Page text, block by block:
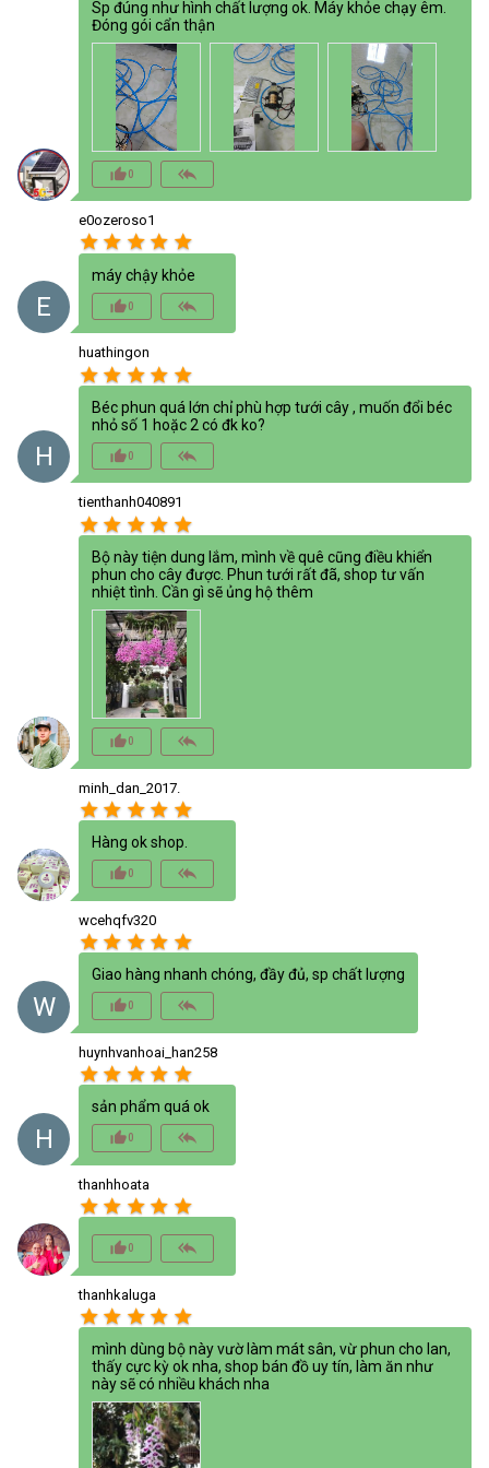
Sp đúng như hình chất lượng ok. Máy khỏe chạy êm.
Đóng gói cẩn thận
thumb_up_alt0 reply_all
E
e0ozeroso1
star star star star star
máy chậy khỏe
thumb_up_alt0 reply_all
H
huathingon
star star star star star
Béc phun quá lớn chỉ phù hợp tưới cây , muốn đổi béc
nhỏ số 1 hoặc 2 có đk ko?
thumb_up_alt0 reply_all
tienthanh040891
star star star star star
Bộ này tiện dung lắm, mình về quê cũng điều khiển
phun cho cây được. Phun tưới rất đã, shop tư vấn
nhiệt tình. Cần gì sẽ ủng hộ thêm
thumb_up_alt0 reply_all
minh_dan_2017.
star star star star star
Hàng ok shop.
thumb_up_alt0 reply_all
W
wcehqfv320
star star star star star
Giao hàng nhanh chóng, đầy đủ, sp chất lượng
thumb_up_alt0 reply_all
H
huynhvanhoai_han258
star star star star star
sản phẩm quá ok
thumb_up_alt0 reply_all
thanhhoata
star star star star star
thumb_up_alt0 reply_all
thanhkaluga
star star star star star
mình dùng bộ này vườ làm mát sân, vừ phun cho lan,
thấy cực kỳ ok nha, shop bán đồ uy tín, làm ăn như
này sẽ có nhiều khách nha